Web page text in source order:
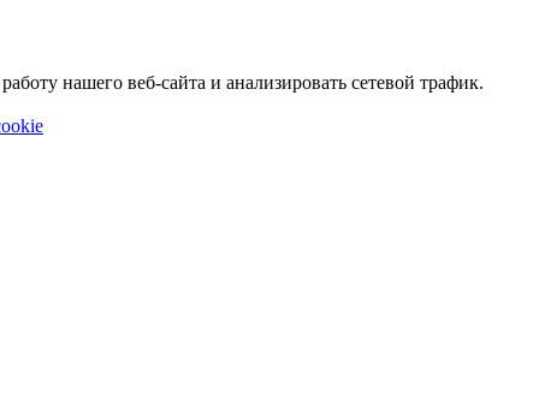
нашего веб-сайта и анализировать сетевой трафик.